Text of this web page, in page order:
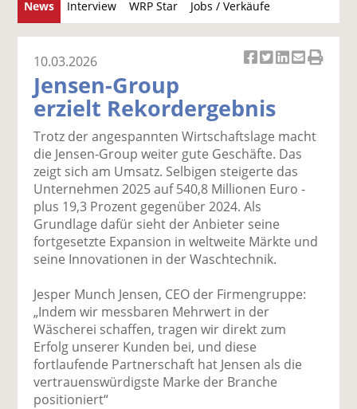
News Interview WRP Star Jobs / Verkäufe
u
c
k
el
a
uf
F
ac
e
b
o
o
te
il
e
n
k
t
wi
tt
er
n
k
a
uf
Li
n
e
di
n
il
n
p
er
E
m
v
n
n
el
D
10.03.2026
Jensen-Group
erzielt Rekordergebnis
Trotz der angespannten Wirtschaftslage macht
die Jensen-Group weiter gute Geschäfte. Das
zeigt sich am Umsatz. Selbigen steigerte das
Unternehmen 2025 auf 540,8 Millionen Euro -
plus 19,3 Prozent gegenüber 2024. Als
Grundlage dafür sieht der Anbieter seine
fortgesetzte Expansion in weltweite Märkte und
seine Innovationen in der Waschtechnik.
Jesper Munch Jensen, CEO der Firmengruppe:
„Indem wir messbaren Mehrwert in der
Wäscherei schaffen, tragen wir direkt zum
Erfolg unserer Kunden bei, und diese
fortlaufende Partnerschaft hat Jensen als die
vertrauenswürdigste Marke der Branche
positioniert“